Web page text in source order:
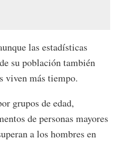
las estadísticas
su población también
viven más tiempo.
grupos de edad,
de personas mayores
a los hombres en